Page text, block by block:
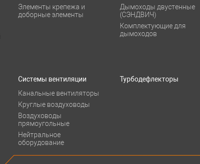
Элементы крепежа и
доборные элементы
Дымоходы двустенные
(СЭНДВИЧ)
Комплектующие для
дымоходов
Системы вентиляции
Канальные вентиляторы
Круглые воздуховоды
Воздуховоды
прямоугольные
Нейтральное
оборудование
Турбодефлекторы